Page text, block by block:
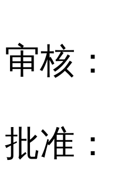
审核
批准：